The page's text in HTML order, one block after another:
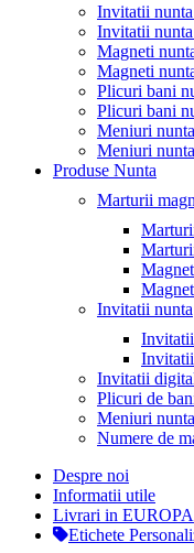
Invitatii
Invitatii
Magneti
Magneti
Plicuri bani
Plicuri bani
Meniuri
Meniuri
Produse Nunta
Marturii
Invitatii nunta
Invitatii
Plicuri de
Meniuri nunta
Numere de
Despre noi
Informatii utile
Livrari in EUROPA
Etichete